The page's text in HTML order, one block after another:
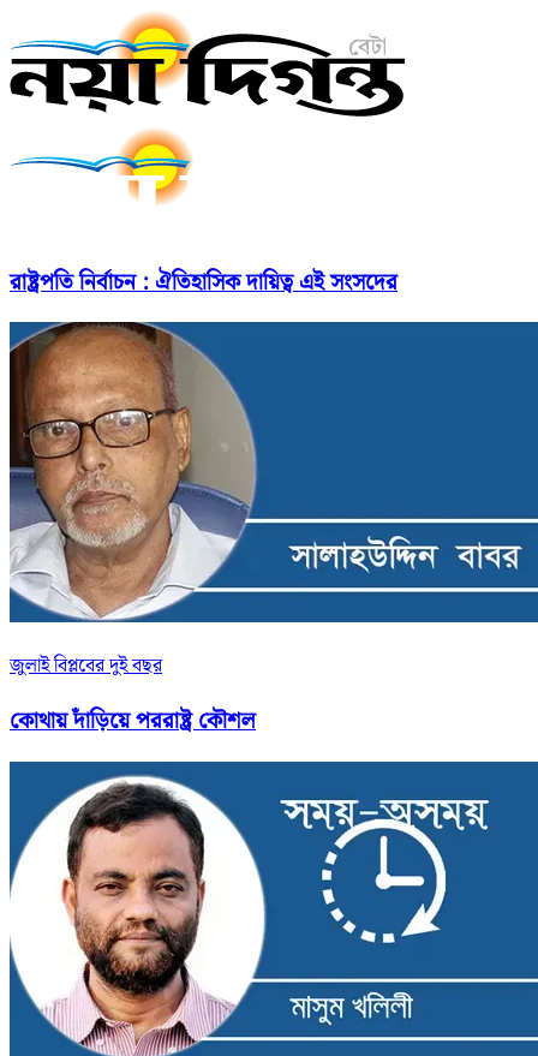
রাষ্ট্রপতি নির্বাচন : ঐতিহাসিক দায়িত্ব এই সংসদের
জুলাই বিপ্লবের দুই বছর
কোথায় দাঁড়িয়ে পররাষ্ট্র কৌশল